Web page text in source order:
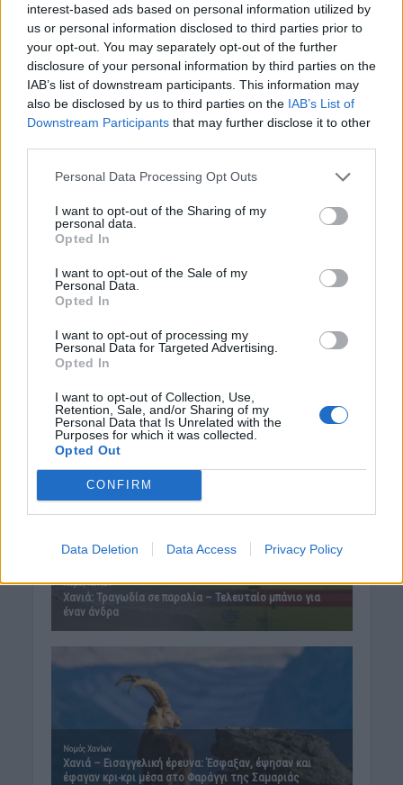
interest-based ads based on personal information utilized by
us or personal information disclosed to third parties prior to
your opt-out. You may separately opt-out of the further
disclosure of your personal information by third parties on the
IAB’s list of downstream participants. This information may
also be disclosed by us to third parties on the IAB’s List of
Downstream Participants that may further disclose it to other
Personal Data Processing Opt Outs
I want to opt-out of the Sharing of my
personal data.
Opted In
I want to opt-out of the Sale of my
Personal Data.
Opted In
I want to opt-out of processing my
Personal Data for Targeted Advertising.
Opted In
I want to opt-out of Collection, Use,
Retention, Sale, and/or Sharing of my
Personal Data that Is Unrelated with the
Purposes for which it was collected.
Opted Out
CONFIRM
Data Deletion Data Access Privacy Policy